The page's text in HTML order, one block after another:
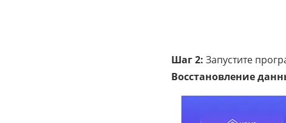
Шаг 2: Запустите
Восстановление